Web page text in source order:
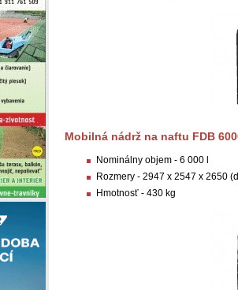
Mobilná nádrž na naftu FDB
Nominálny objem - 6 000 l
Rozmery - 2947 x 2547 x 2650
Hmotnosť - 430 kg